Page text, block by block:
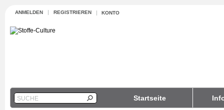
ANMELDEN REGISTRIEREN KONTO
Startseite
SUCHE